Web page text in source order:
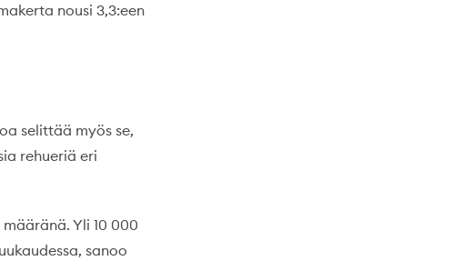
nousi 3,3:een
selittää myös se,
rehueriä eri
Yli 10 000
sanoo